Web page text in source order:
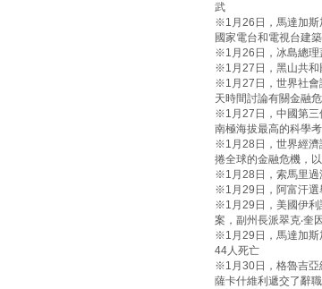
武
※1月26日，馬達加斯
國家電台和電視台建
※1月26日，冰島總理
※1月27日，黑山共和
※1月27日，世界社會
天時間討論有關金融
※1月27日，中國第三
南極海拔最高的科學
※1月28日，世界經濟
捲全球的金融危機，
※1月28日，索馬里過
※1月29日，阿富汗選
※1月29日，美國伊利
案，副州長派翠克‧奎
※1月29日，馬達加斯
44人死亡
※1月30日，格魯吉亞
薩卡什維利遞交了辭